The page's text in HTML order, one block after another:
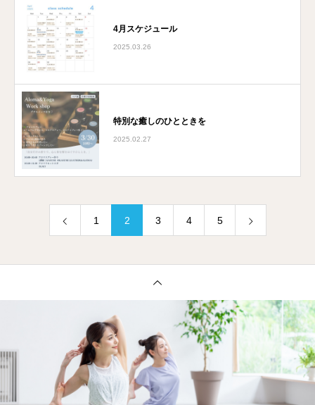
4月スケジュール
2025.03.26
特別な癒しのひとときを
2025.02.27
1 2 3 4 5